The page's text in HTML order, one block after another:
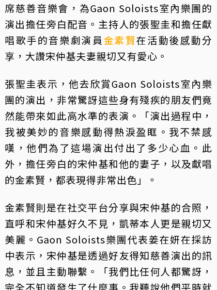
席慈善音樂會，為Gaon Soloists室內樂團的
演出擔任旁白配音。主持人的張聖圭和擔任獻
唱歌手的音樂劇演員金素賢在活動後感動分
享，大讚宋仲基夫妻親切又有愛心。
張聖圭表示，他去欣賞Gaon Soloists室內樂
團的演出，非常驚訝這些身有殘疾的朋友們竟
然能帶來如此高水準的表演。「演出過程中，
我被美妙的音樂感動得熱淚盈眶。我不禁感
嘆，他們為了這場演出付出了多少心血。此
外，擔任旁白的宋仲基和他的妻子，以及獻唱
的金素賢，都表現得非常出色」。
金素賢則是在社交平台分享與宋仲基的合照，
直呼和宋仲基好久不見，凱蒂本人更是親切又
美麗。Gaon Soloists樂團代表姜在妍在採訪
中表示，宋仲基是透過好友得知慈善演出的訊
息，並且主動聯繫。「我們比任何人都驚訝，